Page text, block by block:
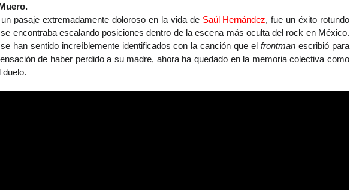
pasaje extremadamente doloroso en la vida de Saúl Hernández, fue un éxito rotundo
encontraba escalando posiciones dentro de la escena más oculta del rock en México.
han sentido increíblemente identificados con la canción que elfrontman escribió para
de haber perdido a su madre, ahora ha quedado en la memoria colectiva como
duelo.